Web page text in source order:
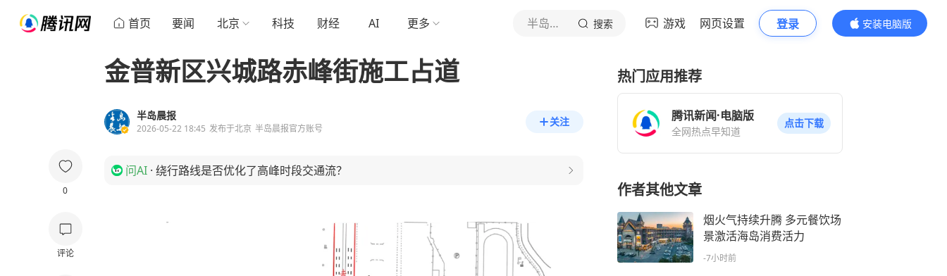
首页 要闻 北京 科技 财经 AI 更多 半岛晨报 搜索 游戏 网页设置 登录
安装电脑版
内容更精彩
0
评论
金普新区兴城路赤峰街施工占道
半岛晨报
2026-05-22 18:45 发布于北京 半岛晨报官方账号
关注
问AI · 绕行路线是否优化了高峰时段交通流？
热门应用推荐
腾讯新闻·电脑版
全网热点早知道
点击下载
作者其他文章
烟火气持续升腾 多元餐饮场
景激活海岛消费活力
-7小时前